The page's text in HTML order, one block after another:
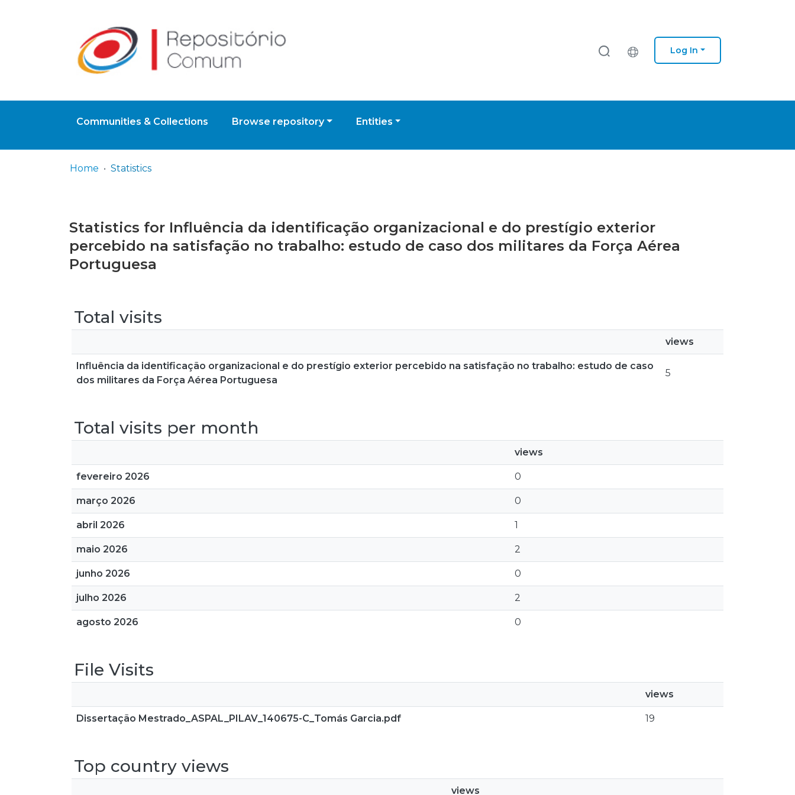
Log In
Communities & Collections Browse repository Entities
Home Statistics
Statistics for Influência da identificação organizacional e do prestígio exterior
percebido na satisfação no trabalho: estudo de caso dos militares da Força Aérea
Portuguesa
Total visits
views
Influência da identificação organizacional e do prestígio exterior percebido na satisfação no trabalho: estudo de caso
dos militares da Força Aérea Portuguesa
5
Total visits per month
views
fevereiro 2026 0
março 2026 0
abril 2026 1
maio 2026 2
junho 2026 0
julho 2026 2
agosto 2026 0
File Visits
views
Dissertação Mestrado_ASPAL_PILAV_140675-C_Tomás Garcia.pdf 19
Top country views
views